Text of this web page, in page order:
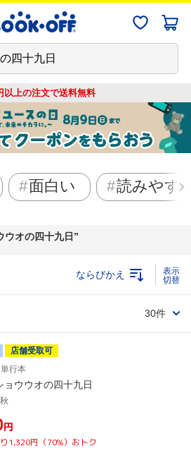
以上の注文で送料無料
面白い 読みやす
ウオの四十九日
ならびかえ
30件
店舗受取可
単行本
ョウウオの四十九日
円
1,320円（70%）おトク